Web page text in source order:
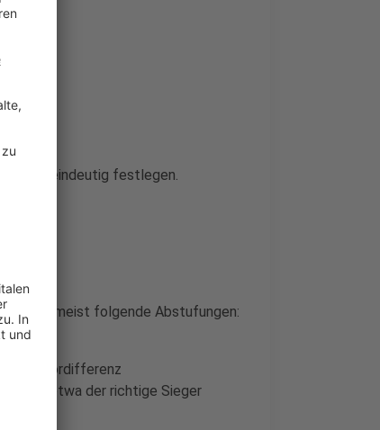
eindeutig festlegen.
dabei meist folgende Abstufungen:
Tordifferenz
also etwa der richtige Sieger